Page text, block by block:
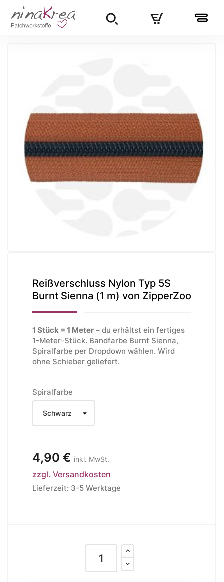
Reißverschluss Nylon Typ 5S
Burnt Sienna (1 m) von ZipperZoo
1 Stück = 1 Meter – du erhältst ein fertiges
1-Meter-Stück. Bandfarbe Burnt Sienna,
Spiralfarbe per Dropdown wählen. Wird
ohne Schieber geliefert.
Spiralfarbe
4,90 € inkl. MwSt.
zzgl. Versandkosten
Lieferzeit: 3-5 Werktage